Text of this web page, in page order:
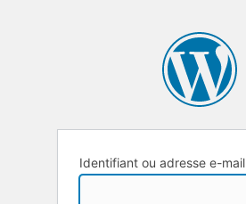
Identifiant ou adresse e-mail